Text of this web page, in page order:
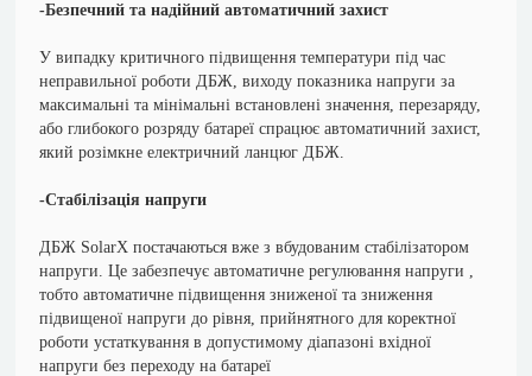
-Безпечний та надійний автоматичний захист
У випадку критичного підвищення температури під час
неправильної роботи ДБЖ, виходу показника напруги за
максимальні та мінімальні встановлені значення, перезаряду,
або глибокого розряду батареї спрацює автоматичний захист,
який розімкне електричний ланцюг ДБЖ.
-Стабілізація напруги
ДБЖ SolarX постачаються вже з вбудованим стабілізатором
напруги. Це забезпечує автоматичне регулювання напруги ,
тобто автоматичне підвищення зниженої та зниження
підвищеної напруги до рівня, прийнятного для коректної
роботи устаткування в допустимому діапазоні вхідної
напруги без переходу на батареї